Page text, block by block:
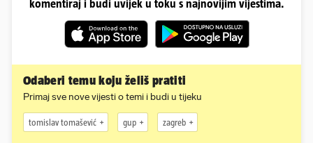
komentiraj i budi uvijek u toku s najnovijim vijestima.
Odaberi temu koju želiš pratiti
Primaj sve nove vijesti o temi i budi u tijeku
tomislav tomašević gup zagreb